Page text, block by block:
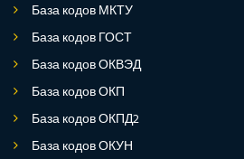
База кодов МКТУ
База кодов ГОСТ
База кодов ОКВЭД
База кодов ОКП
База кодов ОКПД2
База кодов ОКУН